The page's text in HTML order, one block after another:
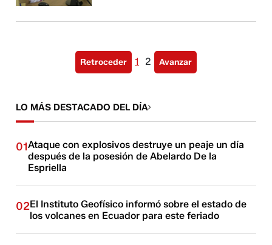
Retroceder 1 2 Avanzar
LO MÁS DESTACADO DEL DÍA
01Ataque con explosivos destruye un peaje un día
después de la posesión de Abelardo De la
Espriella
02El Instituto Geofísico informó sobre el estado de
los volcanes en Ecuador para este feriado